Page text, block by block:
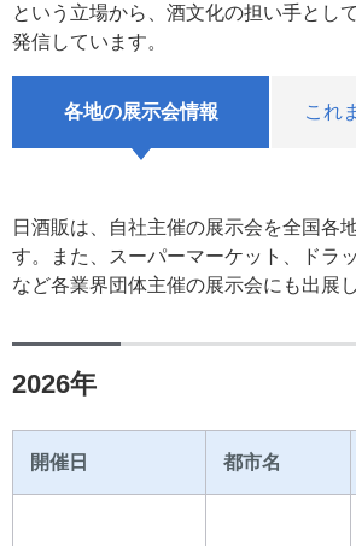
という立場から、酒文化の担い手とし
発信しています。
各地の展示会情報 これ
日酒販は、自社主催の展示会を全国各
す。また、スーパーマーケット、ドラ
など各業界団体主催の展示会にも出展
2026年
開催日 都市名